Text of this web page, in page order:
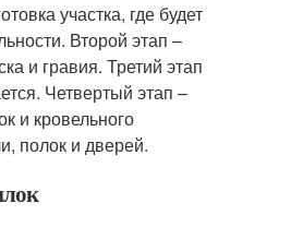
участка, где будет
Второй этап –
и гравия. Третий этап
Четвертый этап –
и кровельного
полок и дверей.